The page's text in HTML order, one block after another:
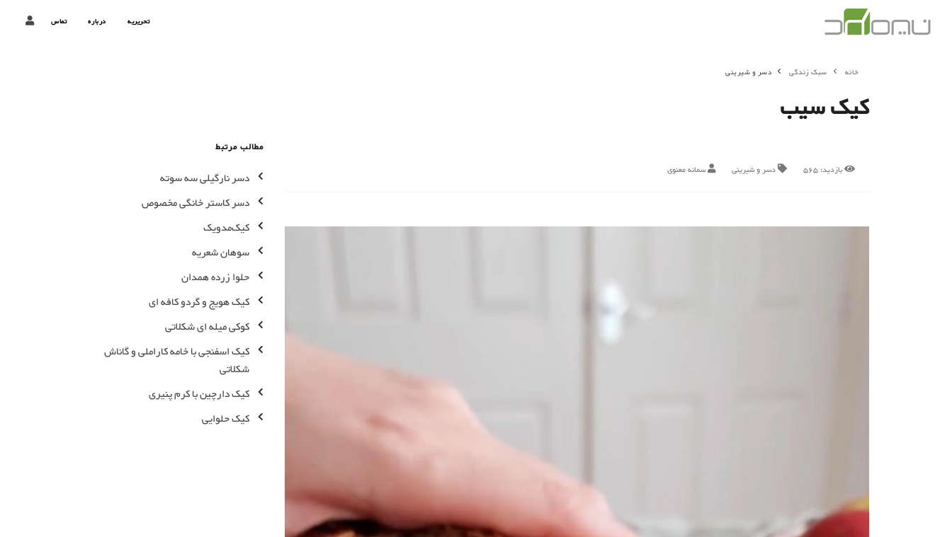
تماس درباره تحریریه
خانه سبک زندگی دسر و شیرینی
کیک سیب
بازدید:565 دسر و شیرینی سمانه معنوی
مطالب مرتبط
دسر نارگیلی سه سوته
دسر کاستر خانگی مخصوص
کیک‌مدویک
سوهان شعریه
حلوا زرده همدان
کیک هویج و گردو کافه ای
کوکی میله ای شکلاتی
کیک اسفنجی با خامه کاراملی و گاناش
شکلاتی
کیک دارچین با کرم پنیری
کیک حلوایی